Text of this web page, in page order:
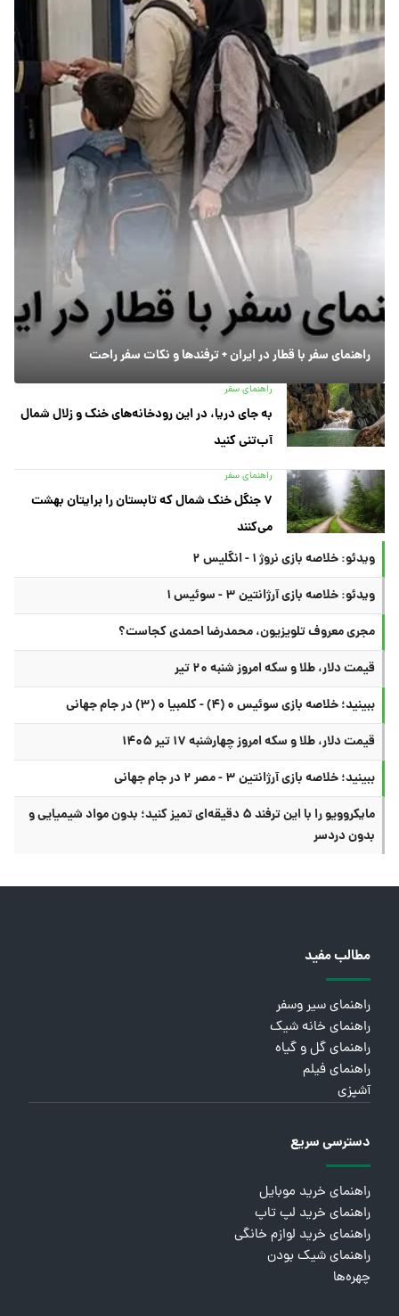
راهنمای سفر با قطار در ایران + ترفندها و نکات سفر راحت
راهنمای سفر
به جای دریا، در این رودخانه‌های خنک و زلال شمال
آب‌تنی کنید
راهنمای سفر
۷ جنگل خنک شمال که تابستان را برایتان بهشت
می‌کنند
ویدئو: خلاصه بازی نروژ ۱ - انگلیس ۲
ویدئو: خلاصه بازی آرژانتین ۳ - سوئیس ۱
مجری معروف تلویزیون، محمدرضا احمدی کجاست؟
قیمت دلار، طلا و سکه امروز شنبه ۲۰ تیر
ببینید؛ خلاصه بازی سوئیس ۰ (۴) - کلمبیا ۰ (۳) در جام جهانی
قیمت دلار، طلا و سکه امروز چهارشنبه ۱۷ تیر ۱۴۰۵
ببینید؛ خلاصه بازی آرژانتین ۳ - مصر ۲ در جام جهانی
مایکروویو را با این ترفند ۵ دقیقه‌ای تمیز کنید؛ بدون مواد شیمیایی و
بدون دردسر
مطالب مفید
راهنمای سیر وسفر
راهنمای خانه شیک
راهنمای گل و گیاه
راهنمای فیلم
آشپزی
دسترسی سریع
راهنمای خرید موبایل
راهنمای خرید لپ تاپ
راهنمای خرید لوازم خانگی
راهنمای شیک بودن
چهره‌ها